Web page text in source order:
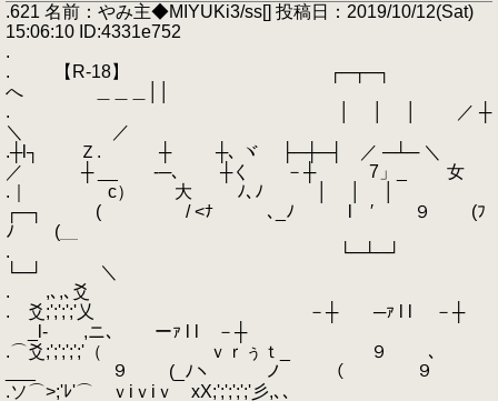
.621 名前：やみ主◆MIYUKi3/ss[] 投稿日：2019/10/12(Sat)
15:06:10 ID:4331e752
.
. 【R-18】 ┌─┬─┐
へ ＿＿＿││
. │ │ │ ／ ┼
＼ ／
.┼l┐ Ｚ. ┼ ┼､ ヾ ├─┼─┤ ／ ─┴─ ＼
／ ┼ __ -─､ ┼く －┼ 7」_ 女
.｜ c） 大 ﾉ､ﾉ │ │ │
┌─┐ ( / <ﾅ ､_ﾉ l ′ ９ (ﾌ
ﾉ (＿
. └─┴─┘
└─┘ ＼
. ,､,､爻
. 爻;';';';'乂 －┼ ─ｧ l l －┼
_l‐ ,ニ､ ーｧ l l －┼
.⌒爻;';';';';'（ ｖｒぅｔ_ ９ ､
___ ９ (_ﾉヽ ノ （ ９
.ソ⌒>;'ﾚ'⌒ ｖiｖiｖ xX;';';';';'彡,､､